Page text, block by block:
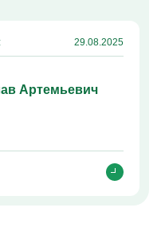
29.08.2025
Артемьевич